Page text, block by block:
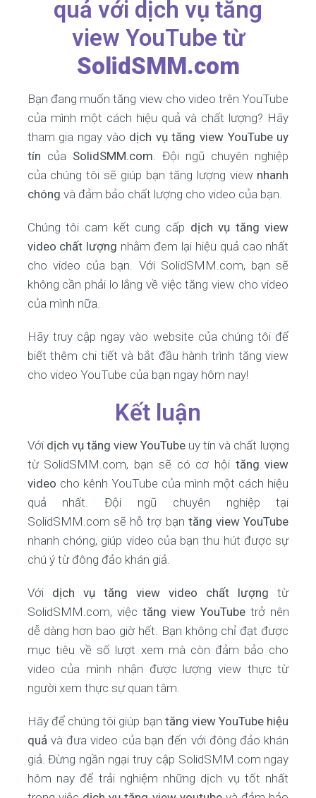
quả với dịch vụ tăng
view YouTube từ
SolidSMM.com
Bạn đang muốn tăng view cho video trên YouTube
của mình một cách hiệu quả và chất lượng? Hãy
tham gia ngay vào dịch vụ tăng view YouTube uy
tín của SolidSMM.com. Đội ngũ chuyên nghiệp
của chúng tôi sẽ giúp bạn tăng lượng view nhanh
chóng và đảm bảo chất lượng cho video của bạn.
Chúng tôi cam kết cung cấp dịch vụ tăng view
video chất lượng nhằm đem lại hiệu quả cao nhất
cho video của bạn. Với SolidSMM.com, bạn sẽ
không cần phải lo lắng về việc tăng view cho video
của mình nữa.
Hãy truy cập ngay vào website của chúng tôi để
biết thêm chi tiết và bắt đầu hành trình tăng view
cho video YouTube của bạn ngay hôm nay!
Kết luận
Với dịch vụ tăng view YouTube uy tín và chất lượng
từ SolidSMM.com, bạn sẽ có cơ hội tăng view
video cho kênh YouTube của mình một cách hiệu
quả nhất. Đội ngũ chuyên nghiệp tại
SolidSMM.com sẽ hỗ trợ bạn tăng view YouTube
nhanh chóng, giúp video của bạn thu hút được sự
chú ý từ đông đảo khán giả.
Với dịch vụ tăng view video chất lượng từ
SolidSMM.com, việc tăng view YouTubetrở nên
dễ dàng hơn bao giờ hết. Bạn không chỉ đạt được
mục tiêu về số lượt xem mà còn đảm bảo cho
video của mình nhận được lượng view thực từ
người xem thực sự quan tâm.
Hãy để chúng tôi giúp bạn tăng view YouTube hiệu
quảvà đưa video của bạn đến với đông đảo khán
giả. Đừng ngần ngại truy cập SolidSMM.com ngay
hôm nay để trải nghiệm những dịch vụ tốt nhất